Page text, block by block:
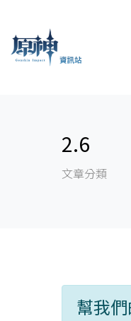
2.6
文章分類
幫我